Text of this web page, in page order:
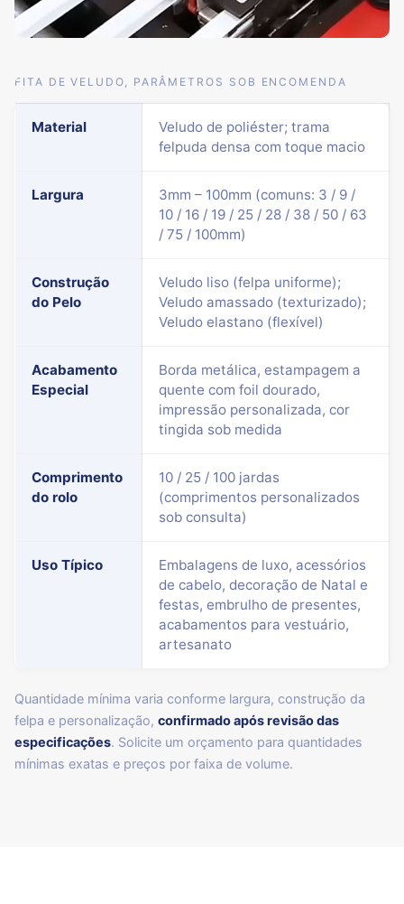
FITA DE VELUDO, PARÂMETROS SOB ENCOMENDA
Material
Veludo de poliéster; trama
felpuda densa com toque macio
Largura
3mm – 100mm (comuns: 3 / 9 /
10 / 16 / 19 / 25 / 28 / 38 / 50 / 63
/ 75 / 100mm)
Construção
do Pelo
Veludo liso (felpa uniforme);
Veludo amassado (texturizado);
Veludo elastano (flexível)
Acabamento
Especial
Borda metálica, estampagem a
quente com foil dourado,
impressão personalizada, cor
tingida sob medida
Comprimento
do rolo
10 / 25 / 100 jardas
(comprimentos personalizados
sob consulta)
Uso Típico
Embalagens de luxo, acessórios
de cabelo, decoração de Natal e
festas, embrulho de presentes,
acabamentos para vestuário,
artesanato
Quantidade mínima varia conforme largura, construção da
felpa e personalização, confirmado após revisão das
especificações. Solicite um orçamento para quantidades
mínimas exatas e preços por faixa de volume.